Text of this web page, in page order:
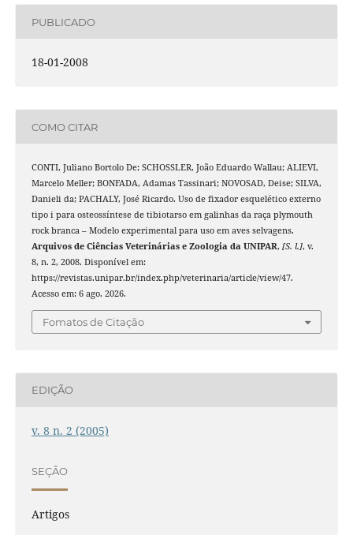
PUBLICADO
18-01-2008
COMO CITAR
CONTI, Juliano Bortolo De; SCHOSSLER, João Eduardo Wallau; ALIEVI,
Marcelo Meller; BONFADA, Adamas Tassinari; NOVOSAD, Deise; SILVA,
Danieli da; PACHALY, José Ricardo. Uso de fixador esquelético externo
tipo i para osteossíntese de tibiotarso em galinhas da raça plymouth
rock branca – Modelo experimental para uso em aves selvagens.
Arquivos de Ciências Veterinárias e Zoologia da UNIPAR, [S. l.], v.
8, n. 2, 2008. Disponível em:
https://revistas.unipar.br/index.php/veterinaria/article/view/47.
Acesso em: 6 ago. 2026.
Fomatos de Citação
EDIÇÃO
v. 8 n. 2 (2005)
SEÇÃO
Artigos